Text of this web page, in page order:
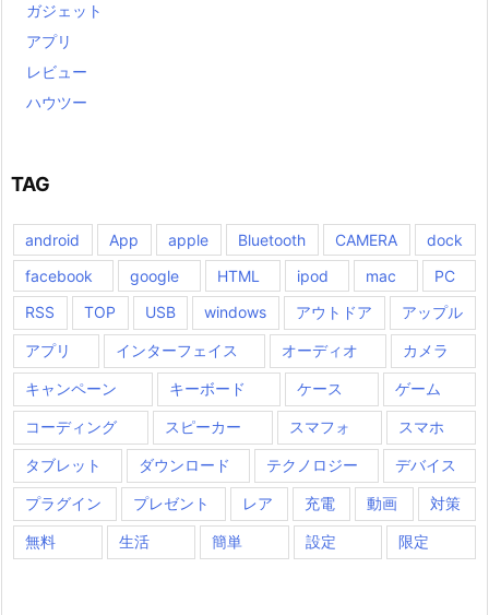
ガジェット
アプリ
レビュー
ハウツー
TAG
android App apple Bluetooth CAMERA
dock
facebook
google HTML ipod mac
PC
RSS
TOP USB windows アウトドア アップル
アプリ インターフェイス オーディオ カメラ
キャンペーン キーボード ケース ゲーム
コーディング スピーカー スマフォ スマホ
タブレット ダウンロード テクノロジー デバイス
プラグイン プレゼント レア 充電 動画 対策
無料 生活 簡単 設定 限定